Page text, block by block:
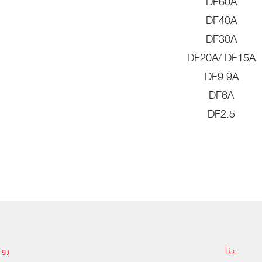
DF40A
DF30A
DF20A/ DF15A
DF9.9A
DF6A
DF2.5
عنا